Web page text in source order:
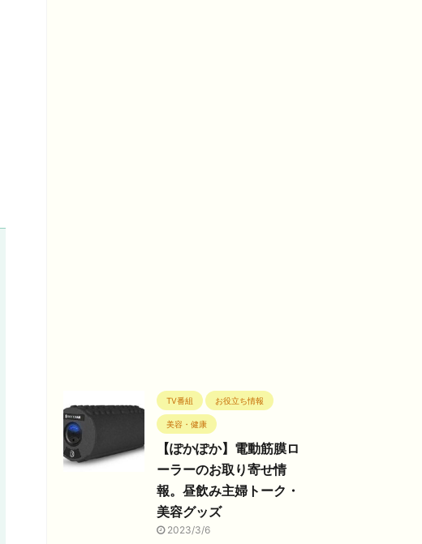
TV番組 お役立ち情報
美容・健康
【ぽかぽか】電動筋膜ロ
ーラーのお取り寄せ情
報。昼飲み主婦トーク・
美容グッズ
2023/3/6